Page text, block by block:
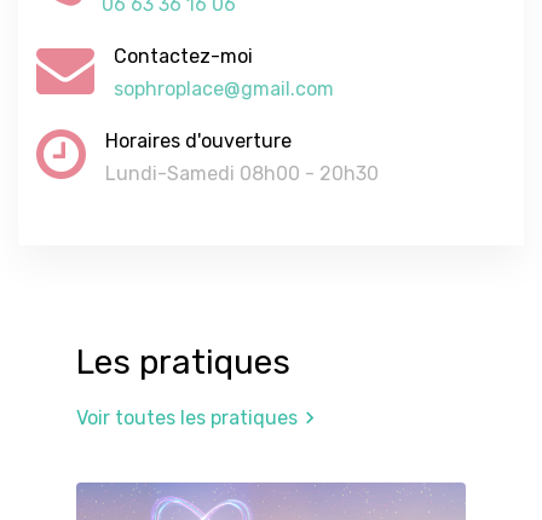
Contactez-moi
sophroplace@gmail.com
Horaires d'ouverture
Lundi-Samedi 08h00 - 20h30
Les pratiques
Voir toutes les pratiques